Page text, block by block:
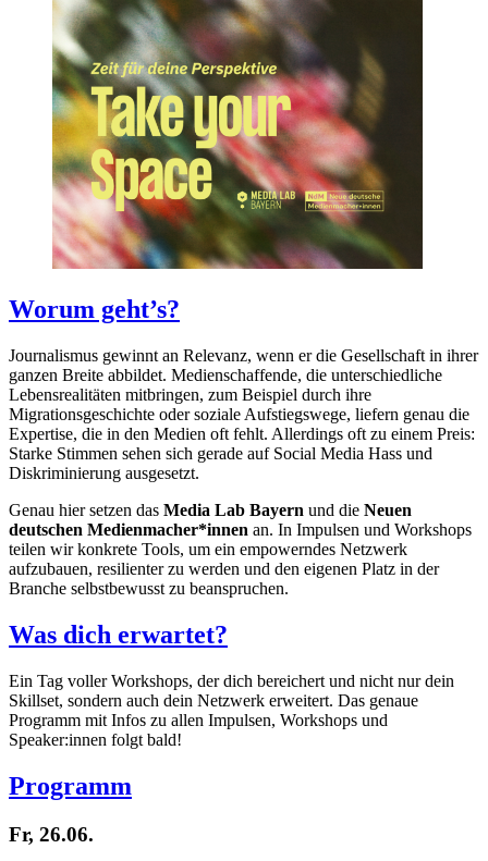
Worum geht’s?
Journalismus gewinnt an Relevanz, wenn er die Gesellschaft in ihrer
ganzen Breite abbildet. Medienschaffende, die unterschiedliche
Lebensrealitäten mitbringen, zum Beispiel durch ihre
Migrationsgeschichte oder soziale Aufstiegswege, liefern genau die
Expertise, die in den Medien oft fehlt. Allerdings oft zu einem Preis:
Starke Stimmen sehen sich gerade auf Social Media Hass und
Diskriminierung ausgesetzt.
Genau hier setzen das Media Lab Bayern und die Neuen
deutschen Medienmacher*innen an. In Impulsen und Workshops
teilen wir konkrete Tools, um ein empowerndes Netzwerk
aufzubauen, resilienter zu werden und den eigenen Platz in der
Branche selbstbewusst zu beanspruchen.
Was dich erwartet?
Ein Tag voller Workshops, der dich bereichert und nicht nur dein
Skillset, sondern auch dein Netzwerk erweitert. Das genaue
Programm mit Infos zu allen Impulsen, Workshops und
Speaker:innen folgt bald!
Programm
Fr, 26.06.